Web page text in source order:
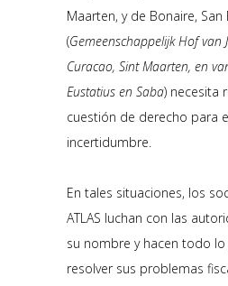
Maarten, y de Bonaire, San
(Gemeenschappelijk Hof van
Curacao, Sint Maarten, en
Eustatius en Saba) necesita
cuestión de derecho para
incertidumbre.
En tales situaciones, los
ATLAS luchan con las
su nombre y hacen todo
resolver sus problemas